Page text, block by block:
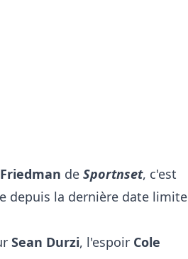
de Sportnset, c'est
depuis la dernière date limite
Sean Durzi, l'espoir Cole